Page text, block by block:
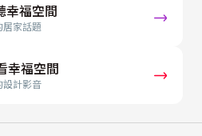
幸福空間
家話題
幸福空間
計影音